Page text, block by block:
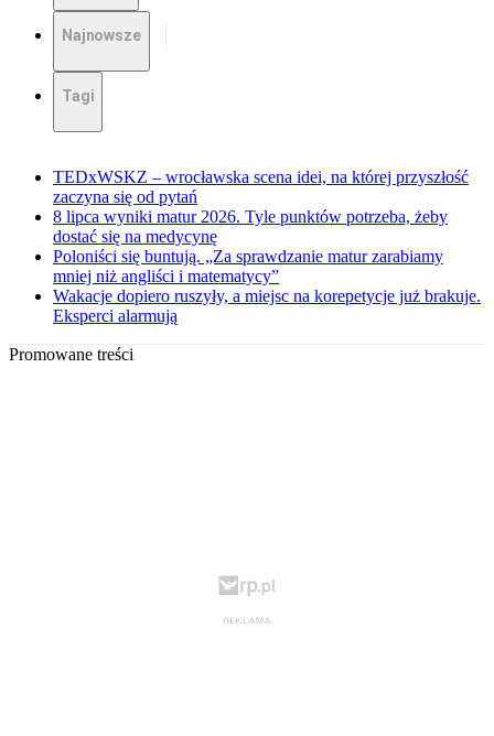
Najnowsze
Tagi
TEDxWSKZ – wrocławska scena idei, na której przyszłość
zaczyna się od pytań
8 lipca wyniki matur 2026. Tyle punktów potrzeba, żeby
dostać się na medycynę
Poloniści się buntują. „Za sprawdzanie matur zarabiamy
mniej niż angliści i matematycy”
Wakacje dopiero ruszyły, a miejsc na korepetycje już brakuje.
Eksperci alarmują
Promowane treści